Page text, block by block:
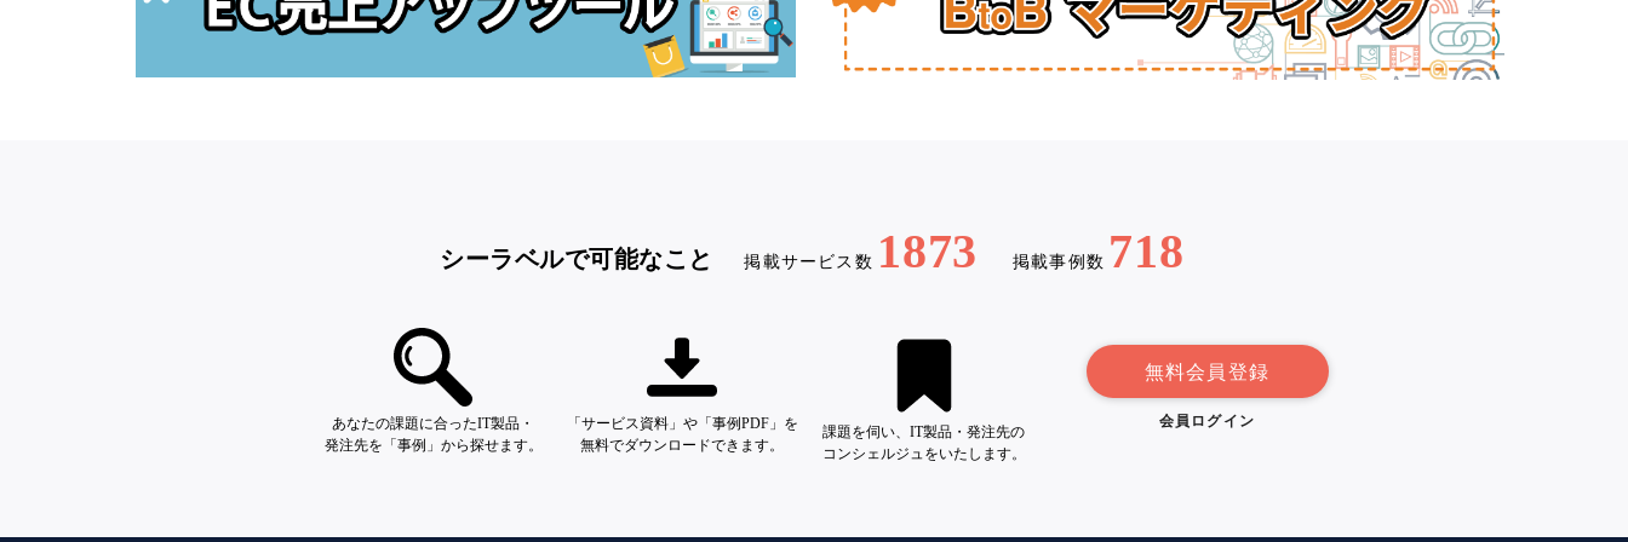
シーラベルで可能なこと 掲載サービス数 1873 掲載事例数 718
あなたの課題に合ったIT製品・
発注先を「事例」から探せます。
「サービス資料」や「事例PDF」を
無料でダウンロードできます。
課題を伺い、IT製品・発注先の
コンシェルジュをいたします。
無料会員登録
会員ログイン